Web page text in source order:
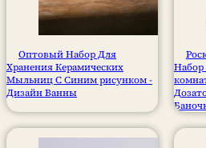
Оптовый Набор Для
Хранения Керамических
Мыльниц С Синим рисунком -
Дизайн Ванны
Набор